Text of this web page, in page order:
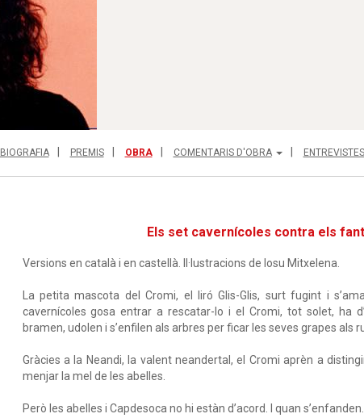
BIOGRAFIA PREMIS OBRA COMENTARIS D'OBRA ENTREVISTES
Els set cavernícoles contra els
Versions en català i en castellà. Il·lustracions de Iosu Mitxelena.
La petita mascota del Cromi, el liró Glis-Glis, surt fugint i
cavernícoles gosa entrar a rescatar-lo i el Cromi, tot solet, ha
bramen, udolen i s’enfilen als arbres per ficar les seves grapes als
Gràcies a la Neandi, la valent neandertal, el Cromi aprèn a
menjar la mel de les abelles.
Però les abelles i Capdesoca no hi estàn d’acord. I quan